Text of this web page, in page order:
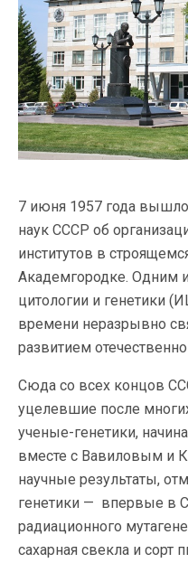
7 июня 1957 года
наук СССР об
институтов в
Академгородке. Одним
цитологии и генетики
времени неразрывно
развитием
Сюда со всех концов
уцелевшие после
ученые-генетики,
вместе с Вавиловым и
научные результаты,
генетики — впервые в
радиационного
сахарная свекла и